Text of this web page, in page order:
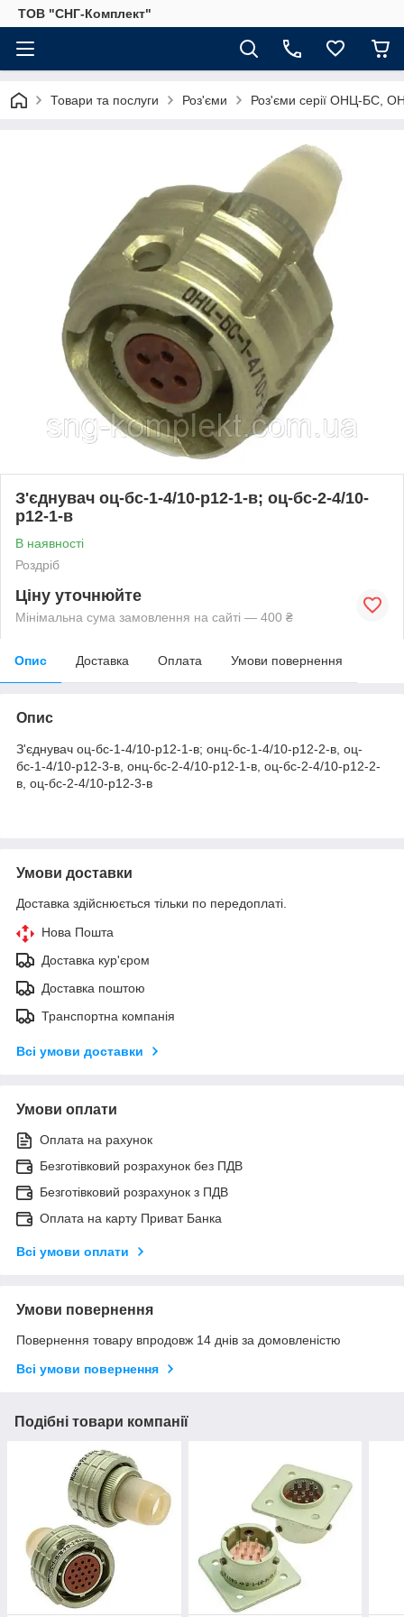
ТОВ "СНГ-Комплект"
Товари та послуги Роз'єми Роз'єми серії ОНЦ-БС,
З'єднувач оц-бс-1-4/10-р12-1-в; оц-бс-2-4/10-
р12-1-в
В наявності
Роздріб
Ціну уточнюйте
Мінімальна сума замовлення на сайті — 400 ₴
Опис Доставка Оплата Умови повернення
Опис
З'єднувач оц-бс-1-4/10-р12-1-в; онц-бс-1-4/10-р12-2-в, оц-
бс-1-4/10-р12-3-в, онц-бс-2-4/10-р12-1-в, оц-бс-2-4/10-р12-2-
в, оц-бс-2-4/10-р12-3-в
Умови доставки
Доставка здійснюється тільки по передоплаті.
Нова Пошта
Доставка кур'єром
Доставка поштою
Транспортна компанія
Всі умови доставки
Умови оплати
Оплата на рахунок
Безготівковий розрахунок без ПДВ
Безготівковий розрахунок з ПДВ
Оплата на карту Приват Банка
Всі умови оплати
Умови повернення
Повернення товару впродовж 14 днів за домовленістю
Всі умови повернення
Подібні товари компанії